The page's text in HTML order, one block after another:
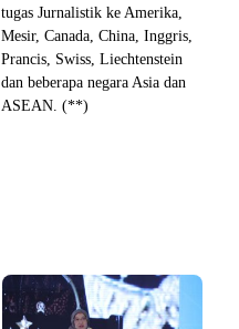
tugas Jurnalistik ke Amerika,
Mesir, Canada, China, Inggris,
Prancis, Swiss, Liechtenstein
dan beberapa negara Asia dan
ASEAN. (**)